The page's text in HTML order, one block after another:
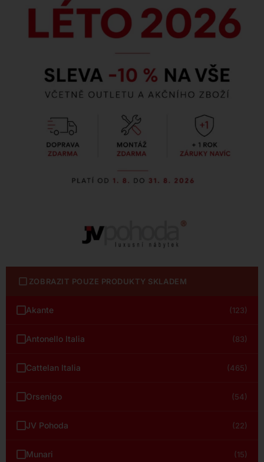
ZOBRAZIT POUZE PRODUKTY SKLADEM
Akante (123)
Antonello Italia (83)
Cattelan Italia (465)
Orsenigo (54)
JV Pohoda (22)
Munari (15)